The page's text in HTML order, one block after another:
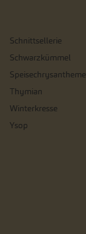
Schnittsellerie
Schwarzkümmel
Speisechrysantheme
Thymian
Winterkresse
Ysop